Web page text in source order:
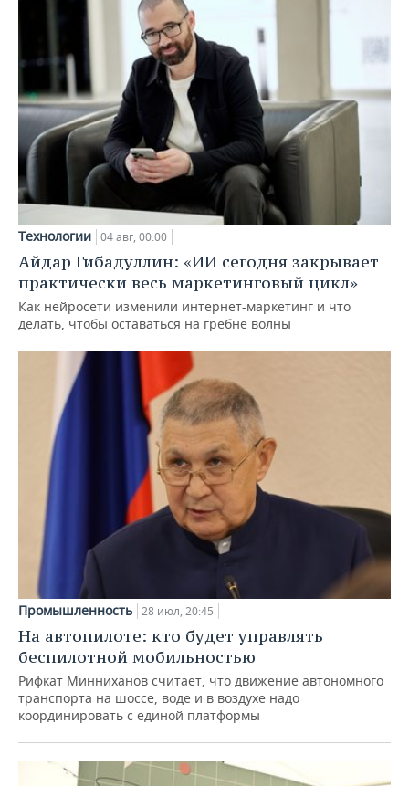
Технологии 04 авг, 00:00
Айдар Гибадуллин: «ИИ сегодня закрывает
практически весь маркетинговый цикл»
Как нейросети изменили интернет-маркетинг и что
делать, чтобы оставаться на гребне волны
Промышленность 28 июл, 20:45
На автопилоте: кто будет управлять
беспилотной мобильностью
Рифкат Минниханов считает, что движение автономного
транспорта на шоссе, воде и в воздухе надо
координировать с единой платформы